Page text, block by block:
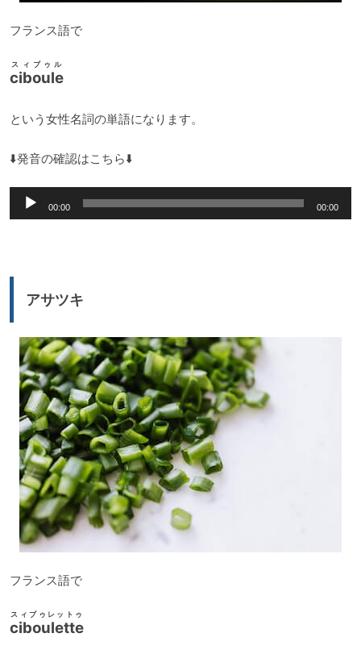
フランス語で
ciboule
スィブゥル
という女性名詞の単語になります。
⬇️発音の確認はこちら⬇️
声
ー
00:00 00:00
アサツキ
フランス語で
ciboulette
スィブゥレットゥ